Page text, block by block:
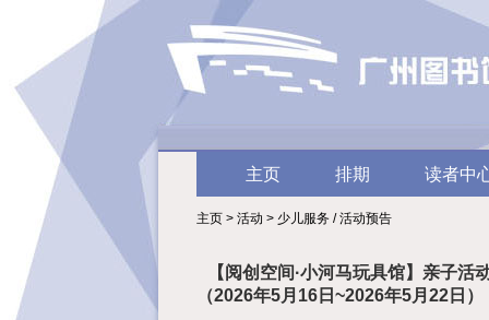
主页 排期 读者中
主页 > 活动 > 少儿服务 / 活动预告
【阅创空间·小河马玩具馆】亲子活
（2026年5月16日~2026年5月22日）